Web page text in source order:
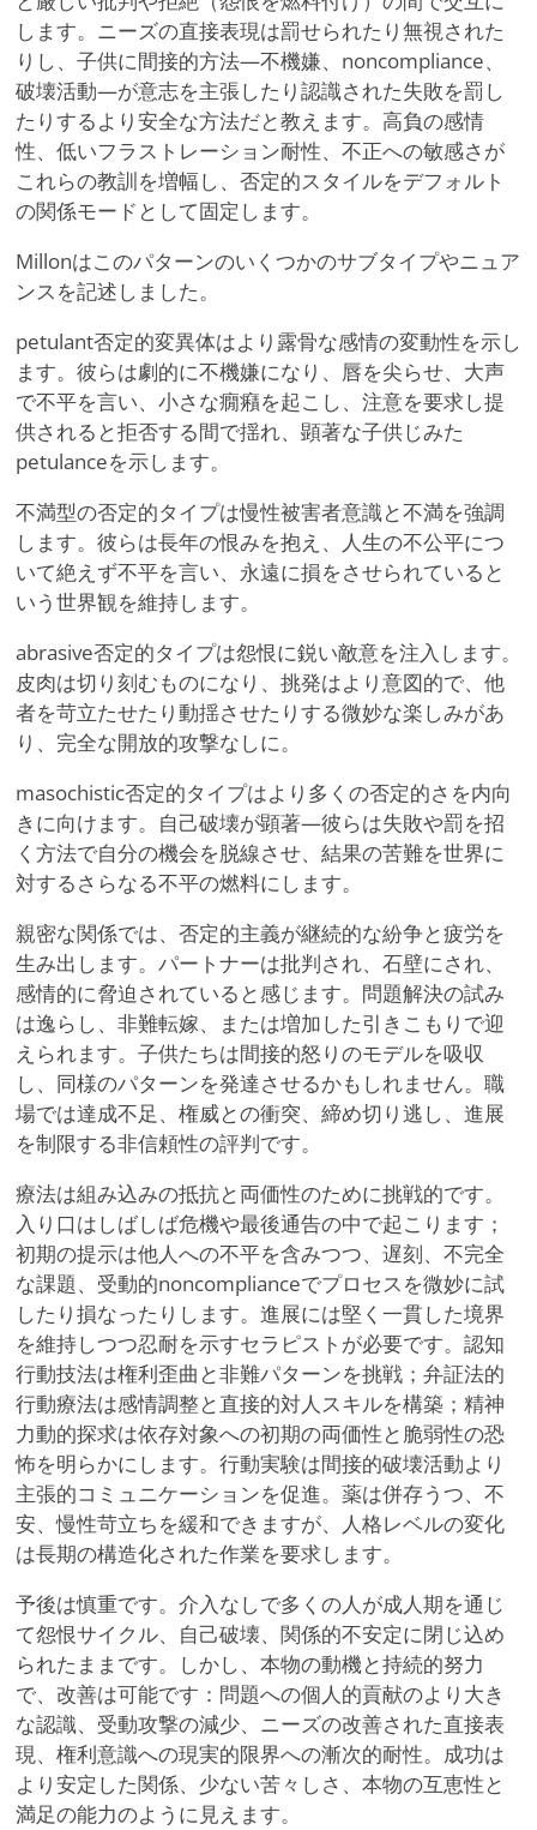
します。ニーズの直接表現は罰せられたり無視された
りし、子供に間接的方法—不機嫌、noncompliance、
破壊活動—が意志を主張したり認識された失敗を罰し
たりするより安全な方法だと教えます。高負の感情
性、低いフラストレーション耐性、不正への敏感さが
これらの教訓を増幅し、否定的スタイルをデフォルト
の関係モードとして固定します。
Millonはこのパターンのいくつかのサブタイプやニュア
ンスを記述しました。
petulant否定的変異体はより露骨な感情の変動性を示し
ます。彼らは劇的に不機嫌になり、唇を尖らせ、大声
で不平を言い、小さな癇癪を起こし、注意を要求し提
供されると拒否する間で揺れ、顕著な子供じみた
petulanceを示します。
不満型の否定的タイプは慢性被害者意識と不満を強調
します。彼らは長年の恨みを抱え、人生の不公平につ
いて絶えず不平を言い、永遠に損をさせられていると
いう世界観を維持します。
abrasive否定的タイプは怨恨に鋭い敵意を注入します。
皮肉は切り刻むものになり、挑発はより意図的で、他
者を苛立たせたり動揺させたりする微妙な楽しみがあ
り、完全な開放的攻撃なしに。
masochistic否定的タイプはより多くの否定的さを内向
きに向けます。自己破壊が顕著—彼らは失敗や罰を招
く方法で自分の機会を脱線させ、結果の苦難を世界に
対するさらなる不平の燃料にします。
親密な関係では、否定的主義が継続的な紛争と疲労を
生み出します。パートナーは批判され、石壁にされ、
感情的に脅迫されていると感じます。問題解決の試み
は逸らし、非難転嫁、または増加した引きこもりで迎
えられます。子供たちは間接的怒りのモデルを吸収
し、同様のパターンを発達させるかもしれません。職
場では達成不足、権威との衝突、締め切り逃し、進展
を制限する非信頼性の評判です。
療法は組み込みの抵抗と両価性のために挑戦的です。
入り口はしばしば危機や最後通告の中で起こります；
初期の提示は他人への不平を含みつつ、遅刻、不完全
な課題、受動的noncomplianceでプロセスを微妙に試
したり損なったりします。進展には堅く一貫した境界
を維持しつつ忍耐を示すセラピストが必要です。認知
行動技法は権利歪曲と非難パターンを挑戦；弁証法的
行動療法は感情調整と直接的対人スキルを構築；精神
力動的探求は依存対象への初期の両価性と脆弱性の恐
怖を明らかにします。行動実験は間接的破壊活動より
主張的コミュニケーションを促進。薬は併存うつ、不
安、慢性苛立ちを緩和できますが、人格レベルの変化
は長期の構造化された作業を要求します。
予後は慎重です。介入なしで多くの人が成人期を通じ
て怨恨サイクル、自己破壊、関係的不安定に閉じ込め
られたままです。しかし、本物の動機と持続的努力
で、改善は可能です：問題への個人的貢献のより大き
な認識、受動攻撃の減少、ニーズの改善された直接表
現、権利意識への現実的限界への漸次的耐性。成功は
より安定した関係、少ない苦々しさ、本物の互恵性と
満足の能力のように見えます。